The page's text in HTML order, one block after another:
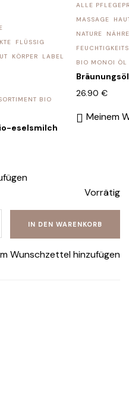
FLÜSSIG
KÖRPER
LABEL
BIO
eselsmilch
ALLE
MASSAGE
NATURE
BIO MONOI ÖL
26.90 €
Meinem
Vorrätig
IN DEN WARENKORB
Wunschzettel hinzufügen